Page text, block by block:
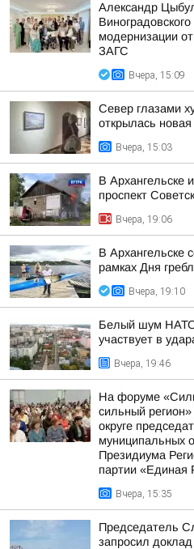
Александр
модернизации
ЗАГС
Вчера, 15:09
Север глазами
открылась новая
Вчера, 15:03
В Архангельске
проспект
Вчера, 19:06
В Архангельске
рамках Дня
Вчера, 19:10
Белый шум
участвует в
Вчера, 19:46
На форуме
сильный
округе
муниципальных
Президиума
партии «Единая
Вчера, 15:35
Председатель
запросил